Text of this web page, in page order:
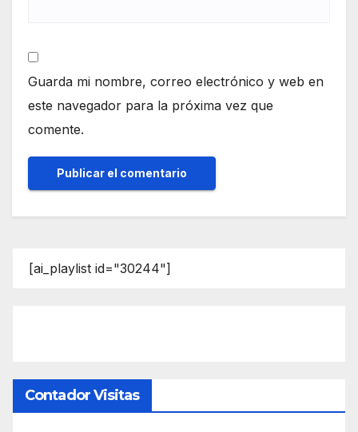
Guarda mi nombre, correo electrónico y web en
este navegador para la próxima vez que
comente.
[ai_playlist id="30244"]
Contador Visitas